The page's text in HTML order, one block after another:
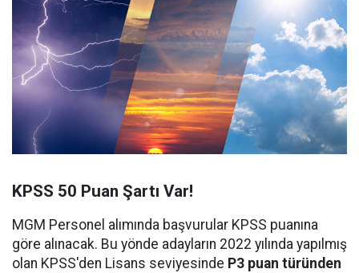
KPSS 50 Puan Şartı Var!
MGM Personel alımında başvurular KPSS puanına
göre alınacak. Bu yönde adayların 2022 yılında yapılmış
olan KPSS'den Lisans seviyesinde P3 puan türünden